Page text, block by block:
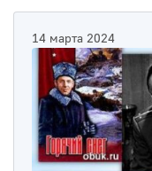
14 марта 2024